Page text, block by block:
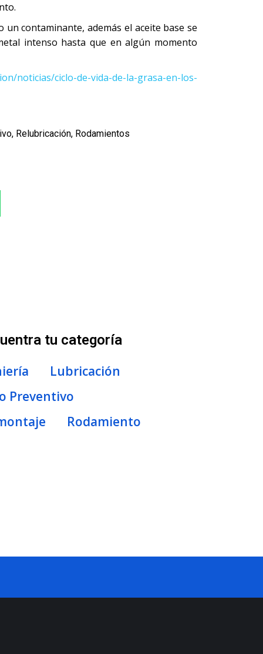
contaminante, además el aceite base se
intenso hasta que en algún momento
noticias/ciclo-de-vida-de-la-grasa-en-los-
, Relubricación, Rodamientos
tu categoría
Lubricación
Preventivo
Rodamiento